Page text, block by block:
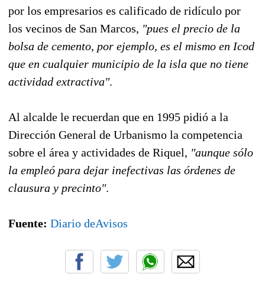
por los empresarios es calificado de ridículo por
los vecinos de San Marcos, "pues el precio de la
bolsa de cemento, por ejemplo, es el mismo en Icod
que en cualquier municipio de la isla que no tiene
actividad extractiva".
Al alcalde le recuerdan que en 1995 pidió a la
Dirección General de Urbanismo la competencia
sobre el área y actividades de Riquel, "aunque sólo
la empleó para dejar inefectivas las órdenes de
clausura y precinto".
Fuente: Diario deAvisos